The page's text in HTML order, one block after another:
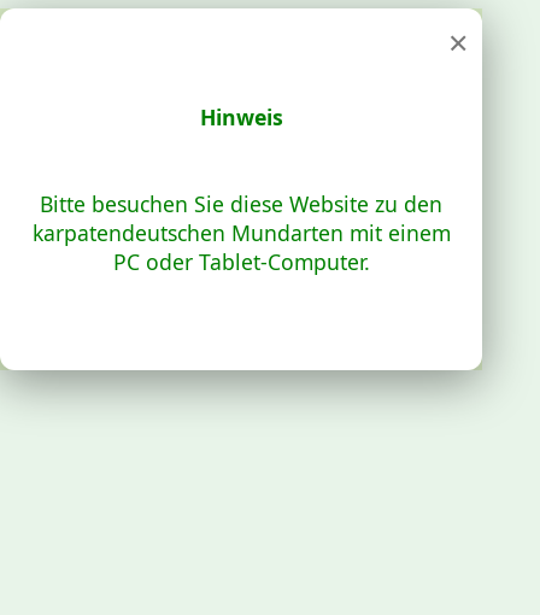
×
Hinweis
Bitte besuchen Sie diese Website zu den
karpatendeutschen Mundarten mit einem
PC oder Tablet-Computer.